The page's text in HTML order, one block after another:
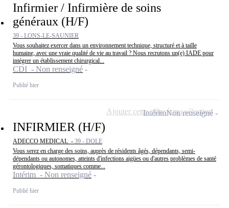
Infirmier / Infirmière de soins
généraux (H/F)
39 - LONS-LE-SAUNIER
Vous souhaitez exercer dans un environnement technique, structuré et à taille
humaine, avec une vraie qualité de vie au travail ? Nous recrutons un(e) IADE pour
intégrer un établissement chirurgical...
CDI - Non renseigné
Publié hier
INFIRMIER (H/F)
ADECCO MEDICAL - 39 - DOLE
Vous serez en charge des soins, auprès de résidents âgés, dépendants, semi-
dépendants ou autonomes, atteints d'infections aigües ou d'autres problèmes de santé
gérontologiques, somatiques comme...
Intérim - Non renseigné
Publié hier
IntérimNon renseigné
Ajouter cette offre à ma sélection